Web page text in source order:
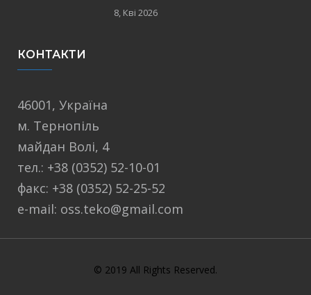
8, Кві 2026
КОНТАКТИ
46001, Україна
м. Тернопіль
майдан Волі, 4
тел.: +38 (0352) 52-10-01
факс: +38 (0352) 52-25-52
e-mail: oss.teko@gmail.com
© 2019 All Rights Reserved.